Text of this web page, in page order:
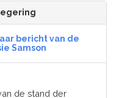
bericht van de
Samson
de stand der